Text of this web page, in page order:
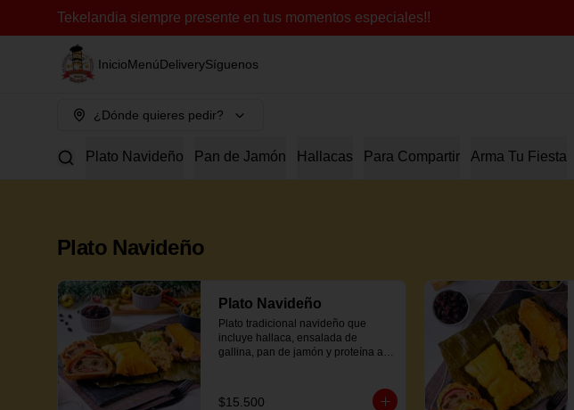
Tekelandia siempre presente en tus momentos especiales!!
InicioMenúDeliverySíguenos
¿Dónde quieres pedir?
Plato Navideño Pan de Jamón Hallacas Para Compartir Arma Tu Fiesta
Plato Navideño
Plato Navideño
Plato tradicional navideño que
incluye hallaca, ensalada de
gallina, pan de jamón y proteína a
$15.500